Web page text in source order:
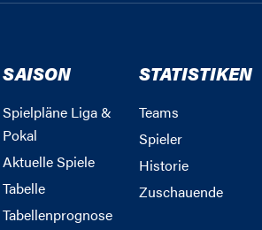
SAISON
Spielpläne Liga &
Pokal
Aktuelle Spiele
Tabelle
Tabellenprognose
STATISTIKEN
Teams
Spieler
Historie
Zuschauende